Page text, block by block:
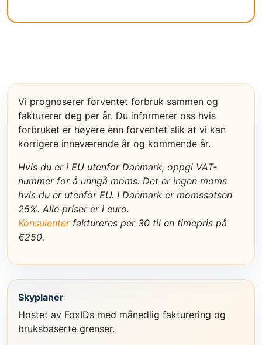
Vi prognoserer forventet forbruk sammen og
fakturerer deg per år. Du informerer oss hvis
forbruket er høyere enn forventet slik at vi kan
korrigere inneværende år og kommende år.
Hvis du er i EU utenfor Danmark, oppgi VAT-
nummer for å unngå moms. Det er ingen moms
hvis du er utenfor EU. I Danmark er momssatsen
25%. Alle priser er i euro.
Konsulenterfaktureres per 30 til en timepris på
€250.
Skyplaner
Hostet av FoxIDs med månedlig fakturering og
bruksbaserte grenser.